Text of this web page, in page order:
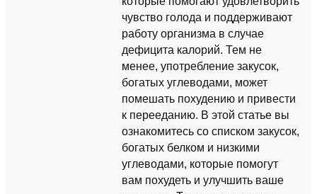
чувство голода и поддерживают
работу организма в случае
дефицита калорий. Тем не
менее, употребление закусок,
богатых углеводами, может
помешать похудению и привести
к перееданию. В этой статье вы
ознакомитесь со списком закусок,
богатых белком и низкими
углеводами, которые помогут
вам похудеть и улучшить ваше